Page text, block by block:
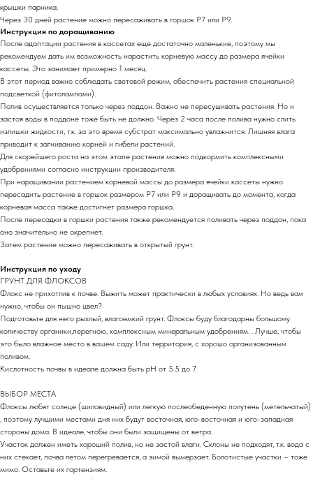
крышки парника.
Через 30 дней растение можно пересаживать в горшок Р7 или Р9.
Инструкция по доращиванию
После адаптации растения в кассетах еще достаточно маленькие, поэтому мы
рекомендуем дать им возможность нарастить корневую массу до размера ячейки
кассеты. Это занимает примерно 1 месяц.
В этот период важно соблюдать световой режим, обеспечить растения специальной
подсветкой (фитолампами).
Полив осуществляется только через поддон. Важно не пересушивать растения. Но и
застоя воды в поддоне тоже быть не должно. Через 2 часа после полива нужно слить
излишки жидкости, т.к. за это время субстрат максимально увлажнится. Лишняя влага
приводит к загниванию корней и гибели растений.
Для скорейшего роста на этом этапе растения можно подкормить комплексными
удобрениями согласно инструкции производителя.
При наращивании растением корневой массы до размера ячейки кассеты нужно
пересадить растение в горшок размером Р7 или Р9 и доращивать до момента, когда
корневая масса также достигнет размера горшка.
После пересадки в горшки растения также рекомендуется поливать через поддон, пока
оно значительно не окрепнет.
Затем растение можно пересаживать в открытый грунт.
Инструкция по уходу
ГРУНТ ДЛЯ ФЛОКСОВ
Флокс не прихотлив к почве. Выжить может практически в любых условиях. Но ведь вам
нужно, чтобы он пышно цвел?
Подготовьте для него рыхлый, влагоемкий грунт. Флоксы буду благодарны большому
количеству органики,перегною, комплексным минеральным удобрениям. . Лучше, чтобы
это было влажное место в вашем саду. Или территория, с хорошо организованным
поливом.
Кислотность почвы в идеале должна быть pH от 5.5 до 7
ВЫБОР МЕСТА
Флоксы любят солнце (шиловидный) или легкую послеобеденную полутень (метельчатый)
, поэтому лучшими местами дня них будут восточная, юго-восточная и юго-западная
стороны дома. В идеале, чтобы они были защищены от ветра.
Участок должен иметь хороший полив, но не застой влаги. Склоны не подходят, т.к. вода с
них стекает, почва летом перегревается, а зимой вымерзает. Болотистые участки – тоже
мимо. Оставьте их гортензиям.